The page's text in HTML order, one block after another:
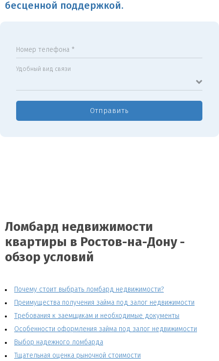
бесценной поддержкой.
Номер телефона *
Удобный вид связи
Отправить
Ломбард недвижимости
квартиры в Ростов-на-Дону -
обзор условий
Почему стоит выбрать ломбард недвижимости?
Преимущества получения займа под залог недвижимости
Требования к заемщикам и необходимые документы
Особенности оформления займа под залог недвижимости
Выбор надежного ломбарда
Тщательная оценка рыночной стоимости